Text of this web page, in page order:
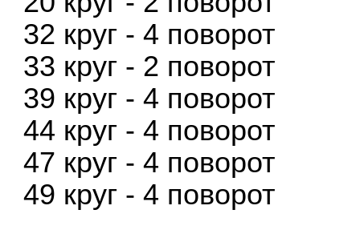
32 круг - 4 поворот
33 круг - 2 поворот
39 круг - 4 поворот
44 круг - 4 поворот
47 круг - 4 поворот
49 круг - 4 поворот